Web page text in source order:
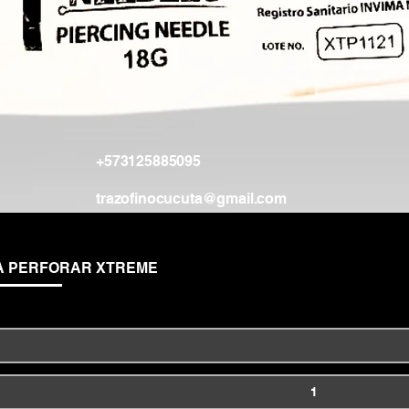
XTREME
+573125885095
trazofinocucuta@gmail.com